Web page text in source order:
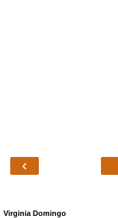
‹
Virginia Domingo